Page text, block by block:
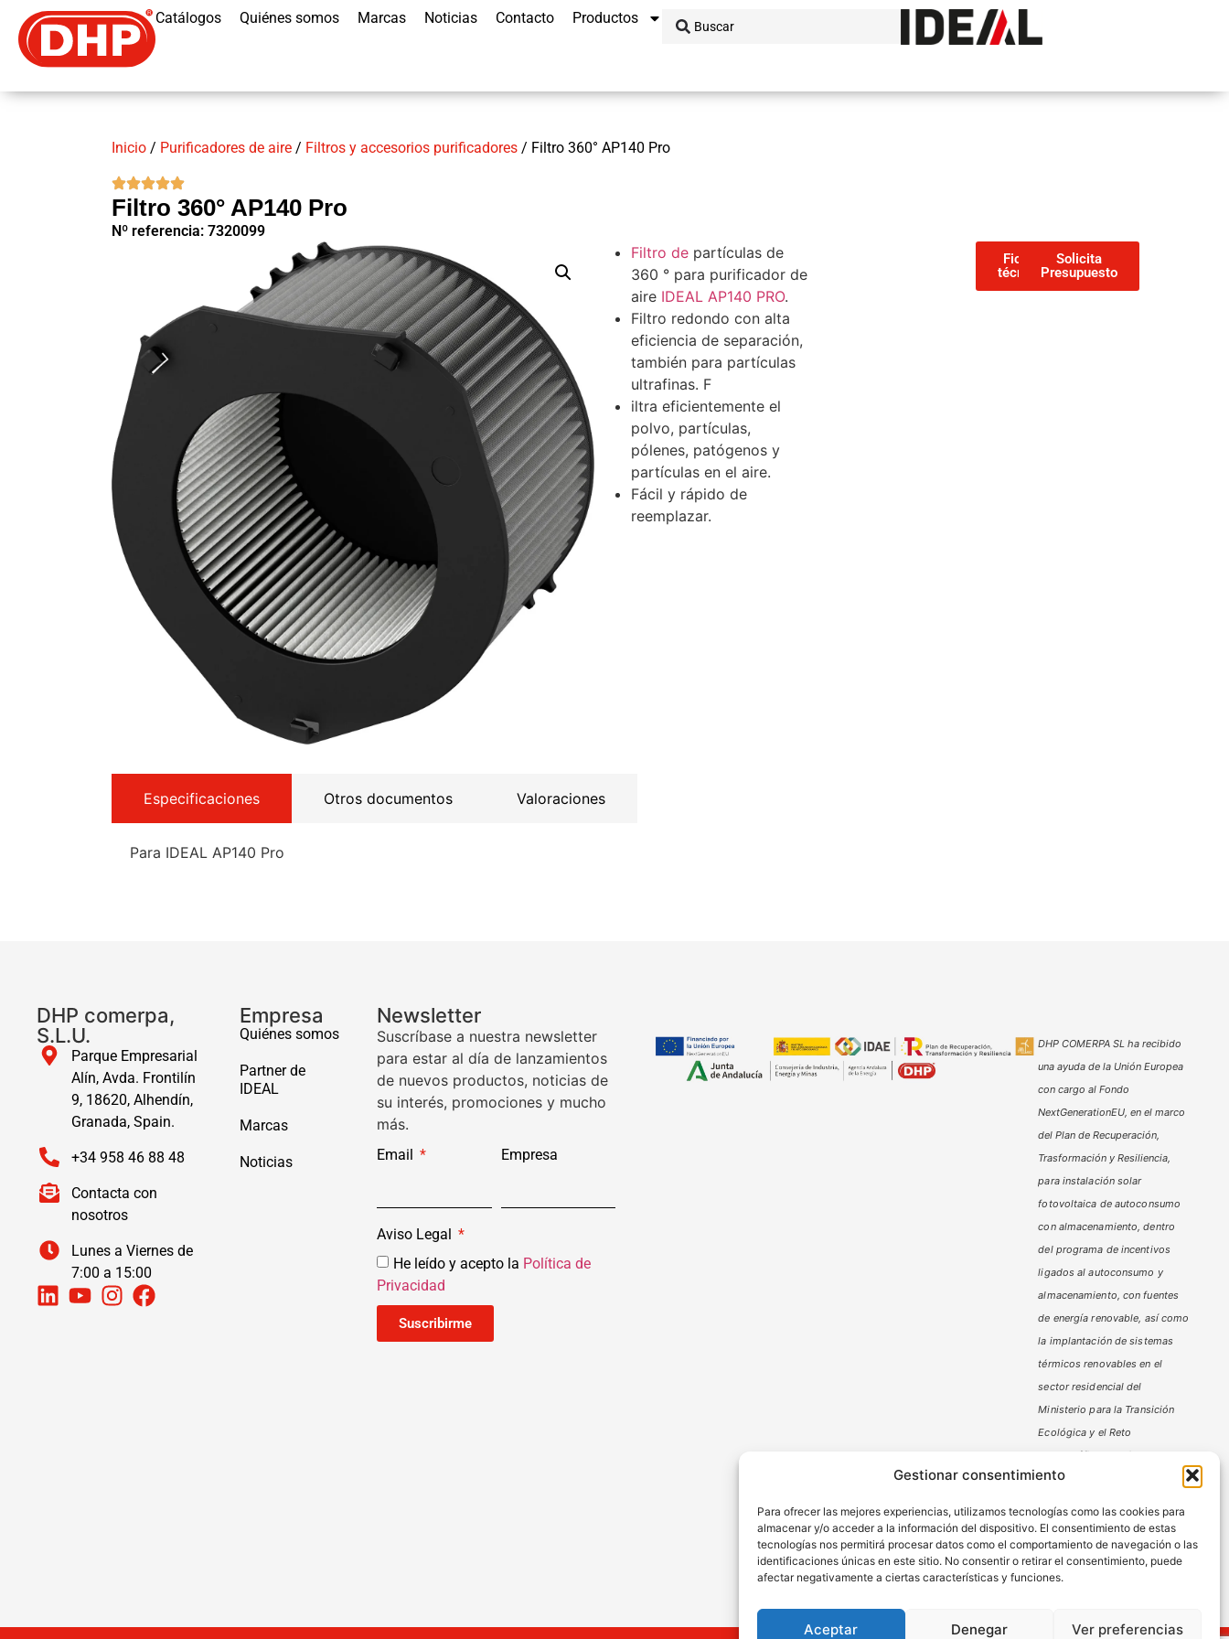
Gestionar consentimiento
Para ofrecer las mejores experiencias, utilizamos tecnologías como las cookies para
almacenar y/o acceder a la información del dispositivo. El consentimiento de estas
tecnologías nos permitirá procesar datos como el comportamiento de navegación o las
identificaciones únicas en este sitio. No consentir o retirar el consentimiento, puede
afectar negativamente a ciertas características y funciones.
Aceptar Denegar Ver preferencias
Catálogos Quiénes somos Marcas Noticias Contacto Productos
Inicio / Purificadores de aire / Filtros y accesorios purificadores / Filtro 360° AP140 Pro
Filtro 360° AP140 Pro
Nº referencia: 7320099
Filtro de partículas de
360 ° para purificador de
aire IDEAL AP140 PRO.
Filtro redondo con alta
eficiencia de separación,
también para partículas
ultrafinas. F
iltra eficientemente el
polvo, partículas,
pólenes, patógenos y
partículas en el aire.
Fácil y rápido de
reemplazar.
Ficha
técnica
Solicita
Presupuesto
Especificaciones Otros documentos Valoraciones
Para IDEAL AP140 Pro
DHP comerpa,
S.L.U.
Parque Empresarial
Alín, Avda. Frontilín
9, 18620, Alhendín,
Granada, Spain.
+34 958 46 88 48
Contacta con
nosotros
Lunes a Viernes de
7:00 a 15:00
Empresa
Quiénes somos
Partner de
IDEAL
Marcas
Noticias
Newsletter
Suscríbase a nuestra newsletter
para estar al día de lanzamientos
de nuevos productos, noticias de
su interés, promociones y mucho
más.
Email Empresa
Aviso Legal
He leído y acepto la Política de
Privacidad
Suscribirme
DHP COMERPA SL ha recibido
una ayuda de la Unión Europea
con cargo al Fondo
NextGenerationEU, en el marco
del Plan de Recuperación,
Trasformación y Resiliencia,
para instalación solar
fotovoltaica de autoconsumo
con almacenamiento, dentro
del programa de incentivos
ligados al autoconsumo y
almacenamiento, con fuentes
de energía renovable, así como
la implantación de sistemas
térmicos renovables en el
sector residencial del
Ministerio para la Transición
Ecológica y el Reto
Demográfico,
gestionado por
la Junta de Andalucía, a través
Energía.